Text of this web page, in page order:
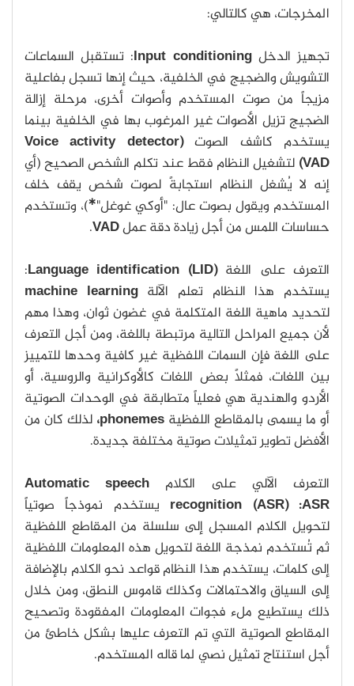
المخرجات، هي كالتالي:
تجهيز الدخل Input conditioning
: تستقبل السماعات
التشويش والضجيج في الخلفية، حيث إنها تسجل بفاعلية
مزيجاً من صوت المستخدم وأصوات أخرى، مرحلة إزالة
الضجيج تزيل الأصوات غير المرغوب بها في الخلفية بينما
يستخدم كاشف الصوت
(Voice activity detector
(VAD لتشغيل النظام فقط عند تكلم الشخص الصحيح (أي
إنه لا يُشغل النظام استجابةً لصوت شخص يقف خلف
المستخدم ويقول بصوت عال: "أوكي غوغل"∗)، وتستخدم
حساسات اللمس من أجل زيادة دقة عملVAD
.
التعرف على اللغة(
Language identification (LID
:
يستخدم هذا النظام تعلم الآلةmachine learning
لتحديد ماهية اللغة المتكلمة في غضون ثوان، وهذا مهم
لأن جميع المراحل التالية مرتبطة باللغة، ومن أجل التعرف
على اللغة فإن السمات اللفظية غير كافية وحدها للتمييز
بين اللغات، فمثلاً بعض اللغات كالأوكرانية والروسية، أو
الأردو والهندية هي فعلياً متطابقة في الوحدات الصوتية
أو ما يسمى بالمقاطع اللفظية phonemes، لذلك كان من
الأفضل تطوير تمثيلات صوتية مختلفة جديدة.
التعرف الآلي على الكلام Automatic speech
recognition (ASR) :ASR يستخدم نموذجاً صوتياً
لتحويل الكلام المسجل إلى سلسلة من المقاطع اللفظية
ثم تُستخدم نمذجة اللغة لتحويل هذه المعلومات اللفظية
إلى كلمات، يستخدم هذا النظام قواعد نحو الكلام بالإضافة
إلى السياق والاحتمالات وكذلك قاموس النطق، ومن خلال
ذلك يستطيع ملء فجوات المعلومات المفقودة وتصحيح
المقاطع الصوتية التي تم التعرف عليها بشكل خاطئ من
أجل استنتاج تمثيل نصي لما قاله المستخدم.